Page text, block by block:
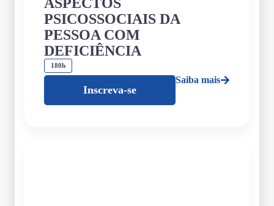
PSICOSSOCIAIS DA
PESSOA COM
DEFICIÊNCIA
180h
Inscreva-se
Saiba mais